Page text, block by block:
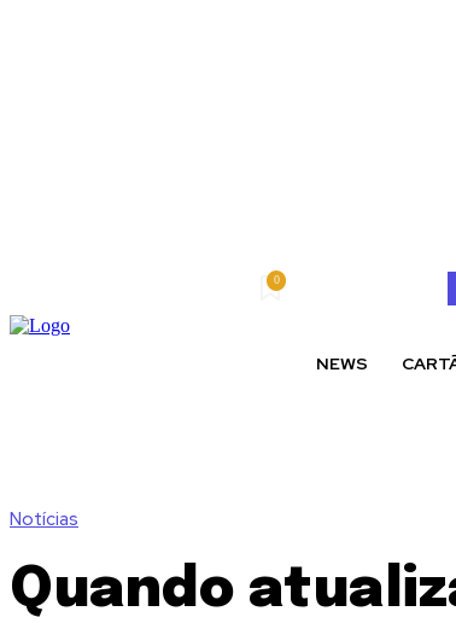
0
NEWS
Notícias
Quando